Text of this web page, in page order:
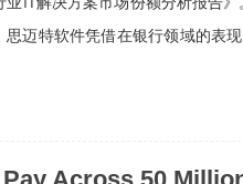
迈特软件凭借在银行领域的表